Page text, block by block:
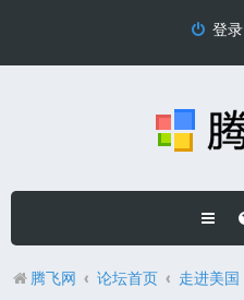
登录
腾飞网 论坛首页 走进美国